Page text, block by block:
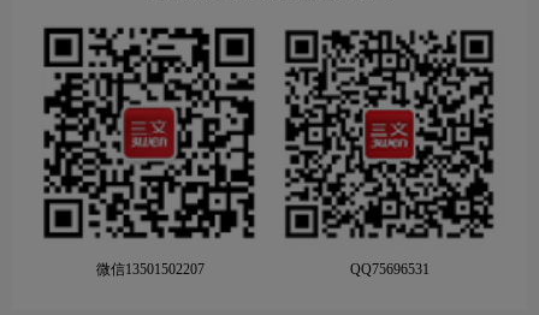
微信13501502207 QQ75696531